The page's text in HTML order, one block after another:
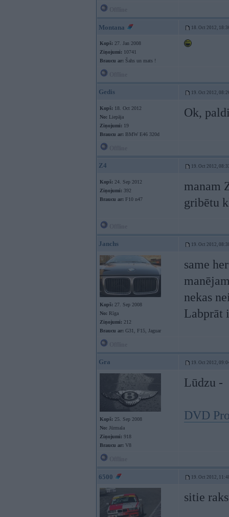
Montana 18. Oct 2012,
Kopš: 27. Jan 2008
Ziņojumi: 10741
Braucu ar: Šahs un mats !
Gedis 19. Oct 2012,
Kopš: 18. Oct 2012
No: Liepāja
Ziņojumi: 19
Braucu ar: BMW E46 320d
Ok,
Z4 19. Oct 2012,
Kopš: 24. Sep 2012
Ziņojumi: 392
Braucu ar: F10 n47
manam
gribētu
Janchs 19. Oct 2012,
Kopš: 27. Sep 2008
No: Rīga
Ziņojumi: 212
Braucu ar: G31, F15, Jaguar
same
nekas
Labprāt
Gra 19. Oct 2012,
Kopš: 25. Sep 2008
No: Jūrmala
Ziņojumi: 918
Braucu ar: V8
Lūdzu -
DVD
6500 19. Oct 2012,
sitie